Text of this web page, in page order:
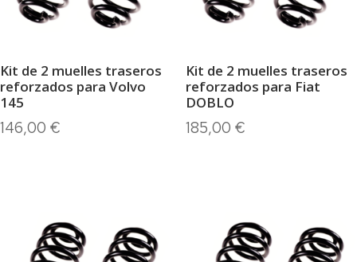
Kit de 2 muelles traseros
reforzados para Volvo
145
146,00 €
Kit de 2 muelles traseros
reforzados para Fiat
DOBLO
185,00 €